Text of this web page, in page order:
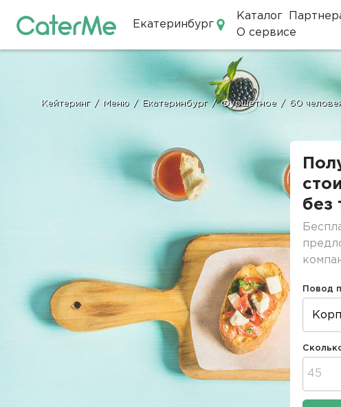
Екатеринбург
Каталог
О сервисе
Строка
Кейтеринг / Меню / Екатеринбург / Фуршетное / 60
без
Повод